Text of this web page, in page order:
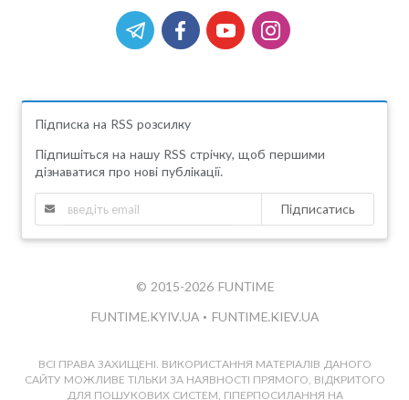
Підписка на RSS розсилку
Підпишіться на нашу RSS стрічку, щоб першими
дізнаватися про нові публікації.
Підписатись
© 2015-2026 FUNTIME
FUNTIME.KYIV.UA • FUNTIME.KIEV.UA
ВСІ ПРАВА ЗАХИЩЕНІ. ВИКОРИСТАННЯ МАТЕРІАЛІВ ДАНОГО
САЙТУ МОЖЛИВЕ ТІЛЬКИ ЗА НАЯВНОСТІ ПРЯМОГО, ВІДКРИТОГО
ДЛЯ ПОШУКОВИХ СИСТЕМ, ГІПЕРПОСИЛАННЯ НА